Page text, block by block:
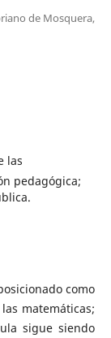
de Mosquera,
las
pedagógica;
como
matemáticas;
sigue siendo